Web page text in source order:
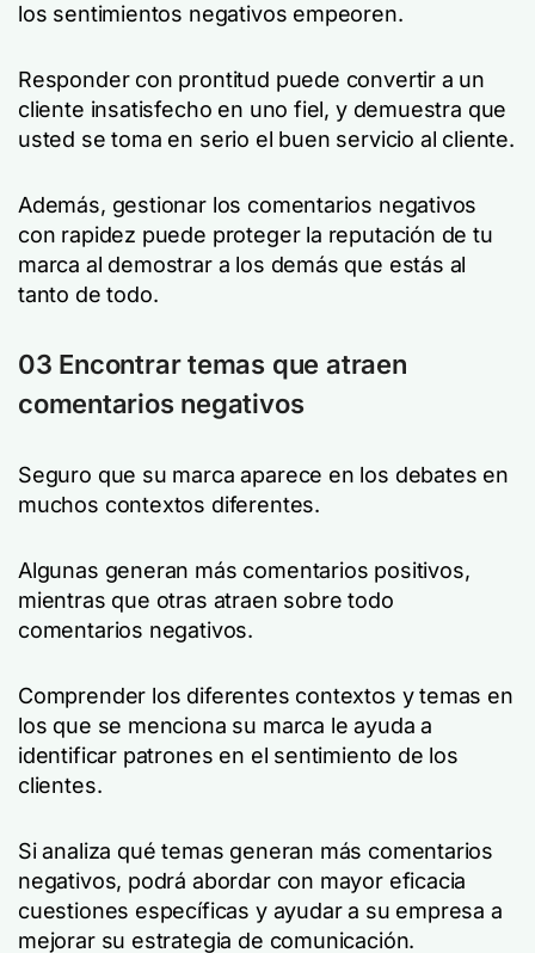
los sentimientos negativos empeoren.
Responder con prontitud puede convertir a un
cliente insatisfecho en uno fiel, y demuestra que
usted se toma en serio el buen servicio al cliente.
Además, gestionar los comentarios negativos
con rapidez puede proteger la reputación de tu
marca al demostrar a los demás que estás al
tanto de todo.
03 Encontrar temas que atraen
comentarios negativos
Seguro que su marca aparece en los debates en
muchos contextos diferentes.
Algunas generan más comentarios positivos,
mientras que otras atraen sobre todo
comentarios negativos.
Comprender los diferentes contextos y temas en
los que se menciona su marca le ayuda a
identificar patrones en el sentimiento de los
clientes.
Si analiza qué temas generan más comentarios
negativos, podrá abordar con mayor eficacia
cuestiones específicas y ayudar a su empresa a
mejorar su estrategia de comunicación.